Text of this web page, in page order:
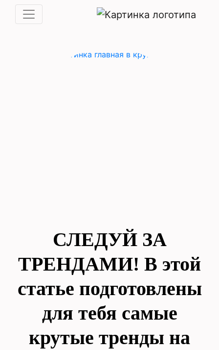
СЛЕДУЙ ЗА
ТРЕНДАМИ! В этой
статье подготовлены
для тебя самые
крутые тренды на